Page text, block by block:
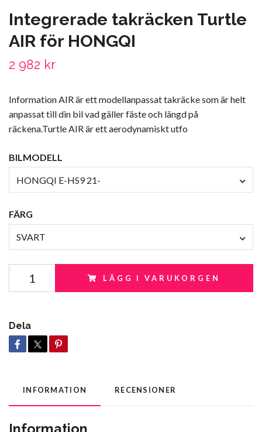
Integrerade takräcken Turtle
AIR för HONGQI
2 982 kr
Information AIR är ett modellanpassat takräcke som är helt
anpassat till din bil vad gäller fäste och längd på
räckena.Turtle AIR är ett aerodynamiskt utfo
BILMODELL
HONGQI E-HS9 21-
FÄRG
SVART
LÄGG I VARUKORGEN
Dela
INFORMATION RECENSIONER
Information